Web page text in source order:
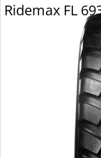
Ridemax FL